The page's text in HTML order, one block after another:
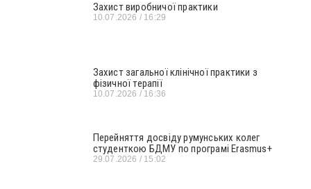
Захист виробничої практики
10.07.2026 16:29
Захист загальної клінічної практики з
фізичної терапії
10.07.2026 16:36
Перейняття досвіду румунських колег
студенткою БДМУ по програмі Erasmus+
29.07.2026 15:02